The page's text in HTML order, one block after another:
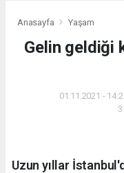
Anasayfa Yaşam
Gelin geldiği
01.11.2021 -
Uzun yıllar